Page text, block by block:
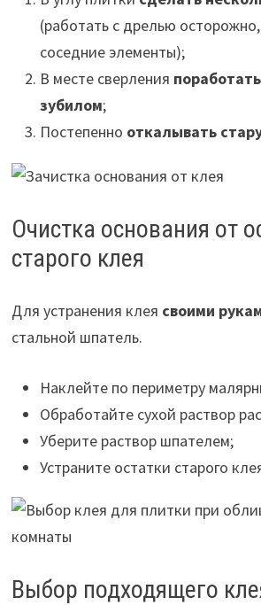
(работать с дрелью
соседние элементы);
В месте сверления
зубилом;
Постепенно откалывать
Очистка основания от
старого клея
Для устранения клея своими
стальной шпатель.
Наклейте по периметру
Обработайте сухой раствор
Уберите раствор шпателем;
Устраните остатки старого
Выбор подходящего